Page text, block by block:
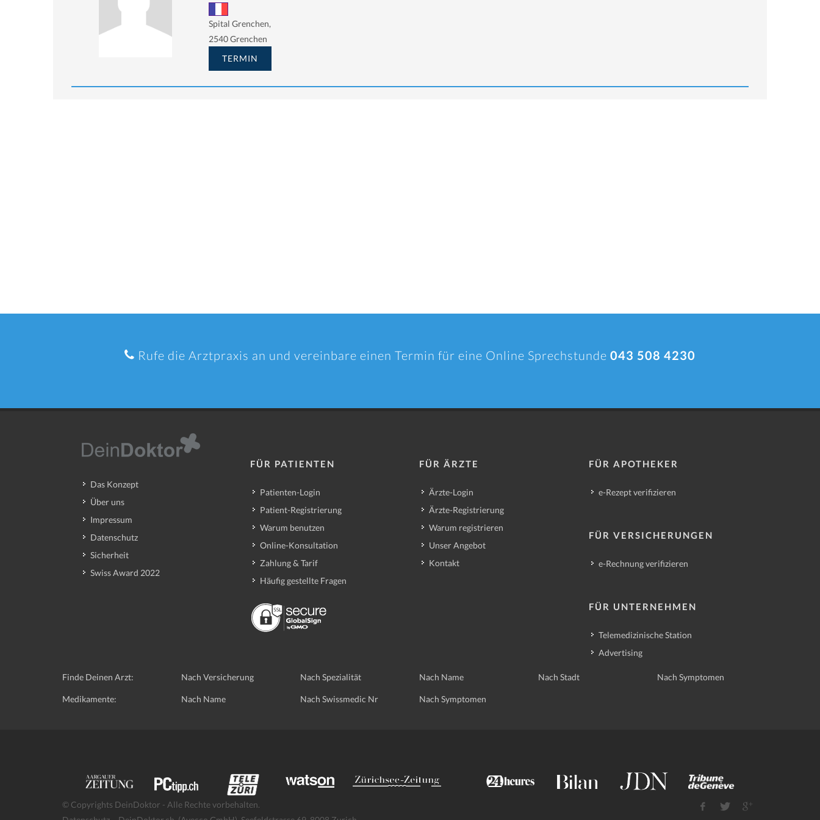
Spital Grenchen,
2540 Grenchen
TERMIN
Rufe die Arztpraxis an und vereinbare einen Termin für eine Online Sprechstunde 043 508 4230
Das Konzept
Über uns
Impressum
Datenschutz
Sicherheit
Swiss Award 2022
FÜR PATIENTEN
Patienten-Login
Patient-Registrierung
Warum benutzen
Online-Konsultation
Zahlung & Tarif
Häufig gestellte Fragen
FÜR ÄRZTE
Ärzte-Login
Ärzte-Registrierung
Warum registrieren
Unser Angebot
Kontakt
FÜR APOTHEKER
e-Rezept verifizieren
FÜR VERSICHERUNGEN
e-Rechnung verifizieren
FÜR UNTERNEHMEN
Telemedizinische Station
Advertising
Finde Deinen Arzt: Nach Versicherung Nach Spezialität Nach Name Nach Stadt Nach Symptomen
Medikamente: Nach Name Nach Swissmedic Nr Nach Symptomen
© Copyrights DeinDoktor - Alle Rechte vorbehalten.